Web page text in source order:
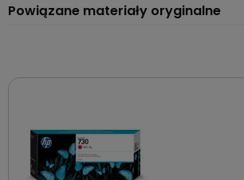
Powiązane materiały oryginalne